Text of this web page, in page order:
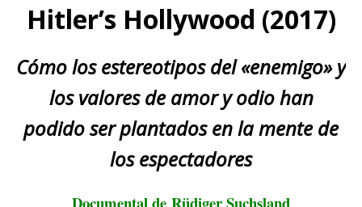
Hitler’s Hollywood (2017)
Cómo los estereotipos del «enemigo» y
los valores de amor y odio han
podido ser plantados en la mente de
los espectadores
Documental de Rüdiger Suchsland